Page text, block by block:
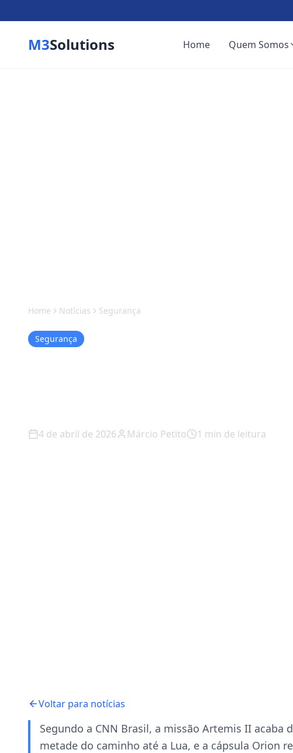
M3Solutions Home Quem Somos
Home Notícias Segurança
Segurança
4 de abril de 2026 Márcio Petito 1 min de leitura
Voltar para notícias
Segundo a CNN Brasil, a missão Artemis II
metade do caminho até a Lua, e a cápsula Orion